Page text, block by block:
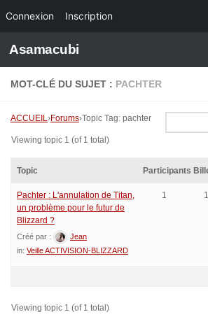
Connexion Inscription
Skip to content
Asamacubi
MOT-CLÉ DU SUJET : PACHTER
ACCUEIL›Forums›Topic Tag: pachter
Viewing topic 1 (of 1 total)
Topic Participants
Pachter : L'annulation de Titan,
un problème pour le futur de
Blizzard ?
Créé par :
Jean
in: Veille ACTIVISION-BLIZZARD
1 1
Viewing topic 1 (of 1 total)